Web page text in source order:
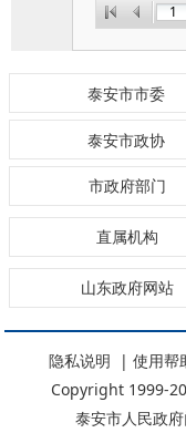
泰安市市委
泰安市政协
市政府部门
直属机构
山东政府网站
隐私说明 | 使用帮
Copyright 1999-
泰安市人民政